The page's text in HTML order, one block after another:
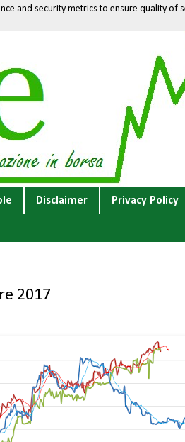
Disclaimer Privacy Policy
2017
and security metrics to ensure quality of